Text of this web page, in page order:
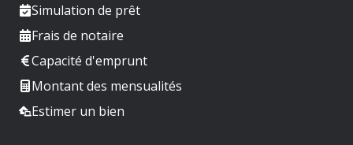
Simulation de prêt
Frais de notaire
Capacité d'emprunt
Montant des mensualités
Estimer un bien